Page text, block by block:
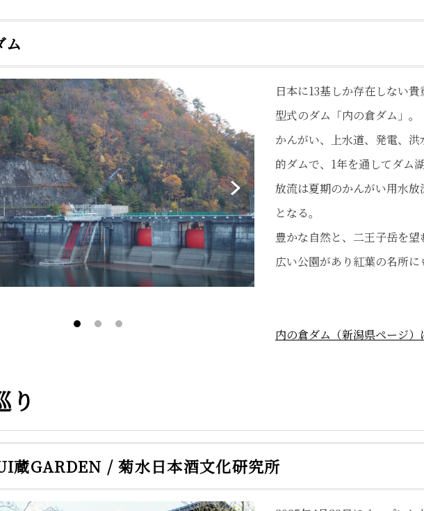
ム
日本に13基しか存在しない
型式のダム「内の倉ダム」。
かんがい、上水道、発電、
的ダムで、1年を通してダム
放流は夏期のかんがい用水
となる。
豊かな自然と、二王子岳を望
広い公園があり紅葉の名所に
内の倉ダム（新潟県ページ）
り
蔵GARDEN / 菊水日本酒文化研究所